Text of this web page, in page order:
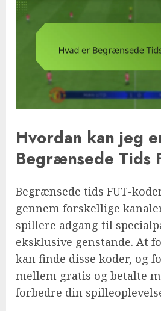
Hvordan kan jeg
Begrænsede Tids
Begrænsede tids FUT-
gennem forskellige
spillere adgang til
eksklusive genstande. At
kan finde disse koder, og
mellem gratis og betalte
forbedre din